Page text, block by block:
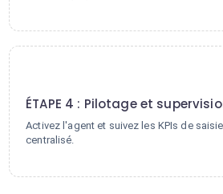
ÉTAPE 4 : Pilotage et
Activez l'agent et suivez les KPIs de
centralisé.